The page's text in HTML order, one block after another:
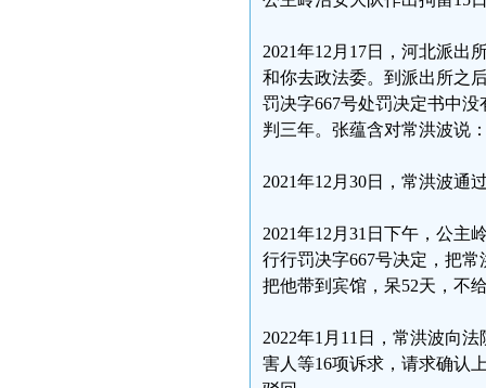
2021年12月17日，河北派出
和你去政法委。到派出所之
罚决字667号处罚决定书中
判三年。张蕴含对常洪波说
2021年12月30日，常洪波通
2021年12月31日下午，公主
行行罚决字667号决定，把
把他带到宾馆，呆52天，不
2022年1月11日，常洪波向
害人等16项诉求，请求确认